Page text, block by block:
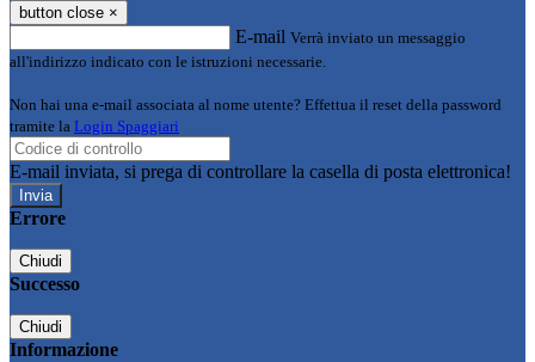
button close ×
E-mail Verrà inviato un messaggio
all'indirizzo indicato con le istruzioni necessarie.
Non hai una e-mail associata al nome utente? Effettua il reset della password
tramite la Login Spaggiari
E-mail inviata, si prega di controllare la casella di posta elettronica!
Errore
Chiudi
Successo
Chiudi
Informazione